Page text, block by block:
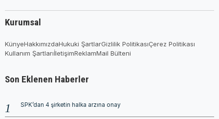
Kurumsal
KünyeHakkımızdaHukuki ŞartlarGizlilik PolitikasıÇerez Politikası
Kullanım ŞartlarıİletişimReklamMail Bülteni
Son Eklenen Haberler
SPK’dan 4 şirketin halka arzına onay